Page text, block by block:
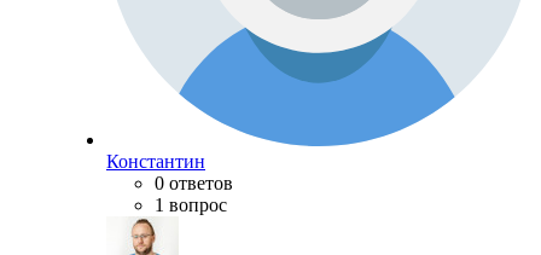
Константин
0 ответов
1 вопрос